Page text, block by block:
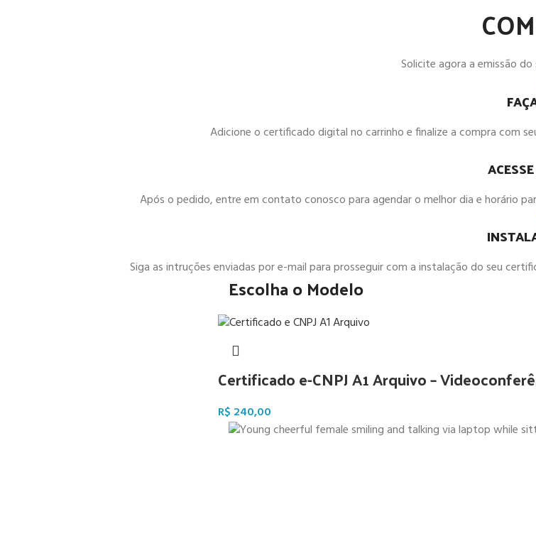
Solicite agora a emissão
Adicione o certificado digital no carrinho e finalize a compra com
Após o pedido, entre em contato conosco para agendar o melhor dia e horário
Siga as intruções enviadas por e-mail para prosseguir com a instalação do seu
Escolha o Modelo
Certificado e-CNPJ A1 Arquivo –
R$ 240,00